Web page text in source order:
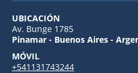
UBICACIÓN
Av. Bunge 1785
Pinamar - Buenos Aires -
MÓVIL
+541131743244